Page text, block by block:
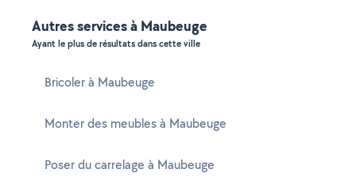
Autres services à Maubeuge
Ayant le plus de résultats dans cette ville
Bricoler à Maubeuge
Monter des meubles à Maubeuge
Poser du carrelage à Maubeuge